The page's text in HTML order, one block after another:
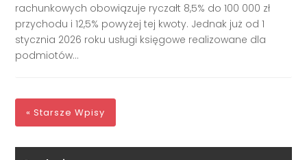
rachunkowych obowiązuje ryczałt 8,5% do 100 000 zł
przychodu i 12,5% powyżej tej kwoty. Jednak już od 1
stycznia 2026 roku usługi księgowe realizowane dla
podmiotów...
« Starsze Wpisy